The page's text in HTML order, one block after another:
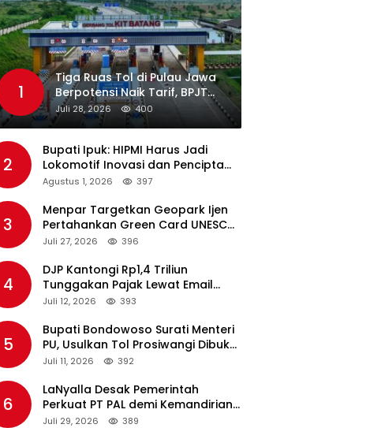
1
Tiga Ruas Tol di Pulau Jawa
Berpotensi Naik Tarif, BPJT
Tunggu Hasil Evaluasi
Standar Pelayanan
Juli 28, 2026 400
2
Bupati Ipuk: HIPMI Harus Jadi
Lokomotif Inovasi dan Pencipta
Lapangan Kerja
Agustus 1, 2026 397
3
Menpar Targetkan Geopark Ijen
Pertahankan Green Card UNESCO
pada Revalidasi Agustus 2026
Juli 27, 2026 396
4
DJP Kantongi Rp1,4 Triliun
Tunggakan Pajak Lewat Email
Pengingat, Total Piutang Masih
Juli 12, 2026 393
5
Bupati Bondowoso Surati Menteri
PU, Usulkan Tol Prosiwangi Dibuka
Sementara
Juli 11, 2026 392
6
LaNyalla Desak Pemerintah
Perkuat PT PAL demi Kemandirian
Industri Pertahanan Maritim
Juli 29, 2026 389